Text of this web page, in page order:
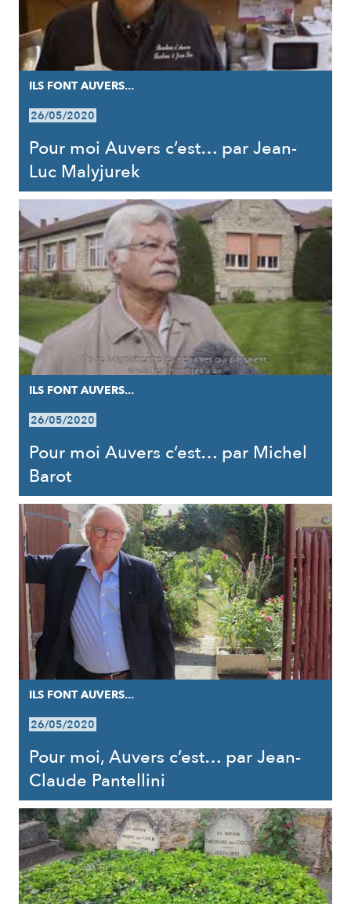
ILS FONT AUVERS...
26/05/2020
Pour moi Auvers c’est… par Jean-
Luc Malyjurek
ILS FONT AUVERS...
26/05/2020
Pour moi Auvers c’est… par Michel
Barot
ILS FONT AUVERS...
26/05/2020
Pour moi, Auvers c’est… par Jean-
Claude Pantellini